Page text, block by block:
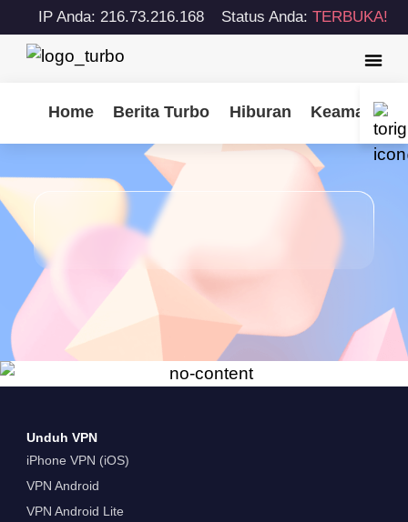
IP Anda: 216.73.216.168 Status Anda: TERBUKA!
Home Berita Turbo Hiburan Keamanan
Unduh VPN
iPhone VPN (iOS)
VPN Android
VPN Android Lite